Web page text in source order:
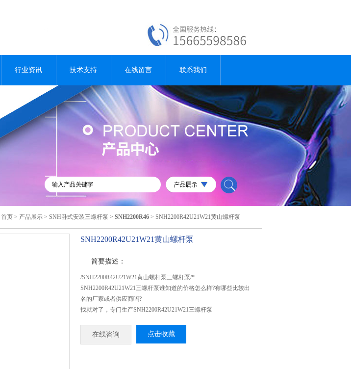
行业资讯 技术支持 在线留言 联系我们
首页 > 产品展示 > SNH卧式安装三螺杆泵 > SNH2200R46 > SNH2200R42U21W21黄山螺杆泵
SNH2200R42U21W21黄山螺杆泵
简要描述：
/SNH2200R42U21W21黄山螺杆泵三螺杆泵/*
SNH2200R42U21W21三螺杆泵谁知道的价格怎么样?有哪些比较出
名的厂家或者供应商吗?
找就对了，专门生产SNH2200R42U21W21三螺杆泵
在线咨询 点击收藏